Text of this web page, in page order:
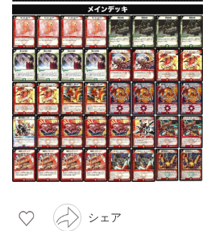
シェア